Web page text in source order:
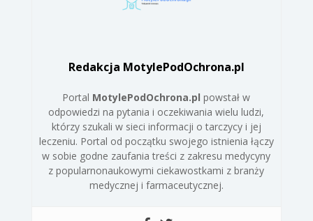
Redakcja MotylePodOchrona.pl
Portal MotylePodOchrona.pl powstał w
odpowiedzi na pytania i oczekiwania wielu ludzi,
którzy szukali w sieci informacji o tarczycy i jej
leczeniu. Portal od początku swojego istnienia łączy
w sobie godne zaufania treści z zakresu medycyny
z popularnonaukowymi ciekawostkami z branży
medycznej i farmaceutycznej.